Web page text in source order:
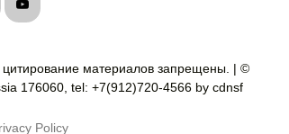
материалов запрещены. | ©
176060, tel: +7(912)720-4566 by cdnsf
Policy